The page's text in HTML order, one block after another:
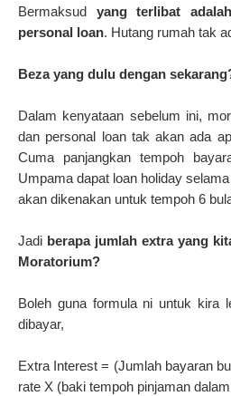
Bermaksud yang terlibat
personal loan. Hutang rumah tak
Beza yang dulu dengan
Dalam kenyataan sebelum ini,
dan personal loan tak akan ada
Cuma panjangkan tempoh
Umpama dapat loan holiday
akan dikenakan untuk tempoh 6
Jadi berapa jumlah extra yang
Moratorium?
Boleh guna formula ni untuk kira
dibayar,
Extra Interest = (Jumlah bayaran
rate X (baki tempoh pinjaman